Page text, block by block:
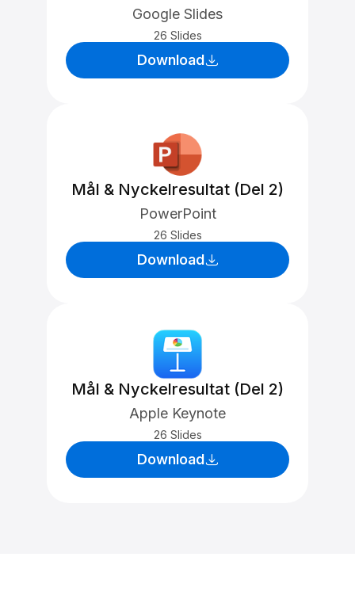
Google Slides
26 Slides
Download
Mål & Nyckelresultat (Del 2)
PowerPoint
26 Slides
Download
Mål & Nyckelresultat (Del 2)
Apple Keynote
26 Slides
Download